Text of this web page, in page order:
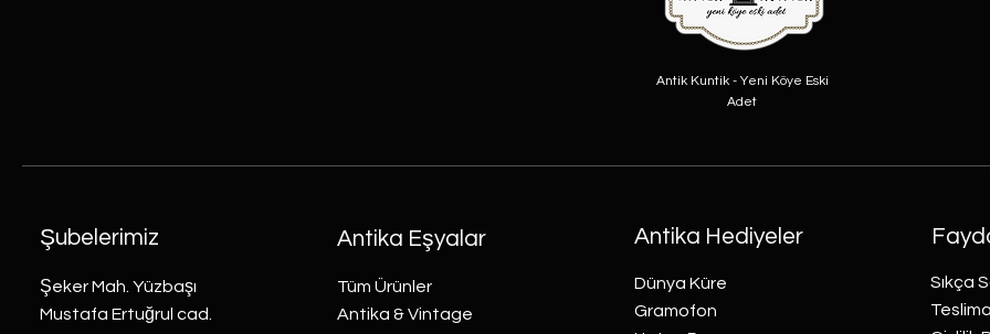
Antik Kuntik - Yeni Köye Eski
Adet
Şubelerimiz
Şeker Mah. Yüzbaşı
Mustafa Ertuğrul cad.
Antika Eşyalar
Tüm Ürünler
Antika & Vintage
Antika Hediyeler
Dünya Küre
Gramofon
Sıkça